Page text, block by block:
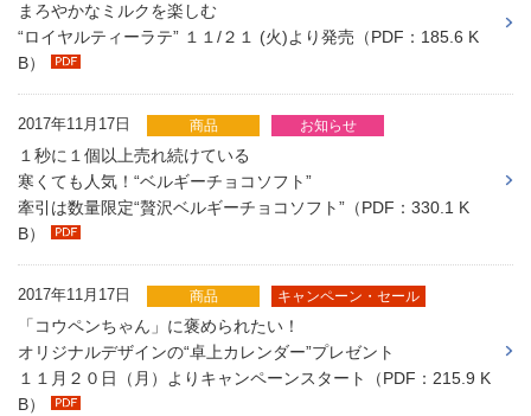
まろやかなミルクを楽しむ
“ロイヤルティーラテ” １１/２１ (火)より発売（PDF：185.6 K
B）
2017年11月17日 商品 お知らせ
１秒に１個以上売れ続けている
寒くても人気！“ベルギーチョコソフト”
牽引は数量限定“贅沢ベルギーチョコソフト”（PDF：330.1 K
B）
2017年11月17日 商品 キャンペーン・セール
「コウペンちゃん」に褒められたい！
オリジナルデザインの“卓上カレンダー”プレゼント
１１月２０日（月）よりキャンペーンスタート（PDF：215.9 K
B）